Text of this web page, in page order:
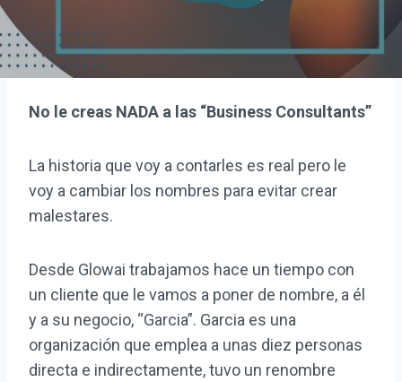
No le creas NADA a las “Business Consultants”
La historia que voy a contarles es real pero le
voy a cambiar los nombres para evitar crear
malestares.
Desde Glowai trabajamos hace un tiempo con
un cliente que le vamos a poner de nombre, a él
y a su negocio, “Garcia”. Garcia es una
organización que emplea a unas diez personas
directa e indirectamente, tuvo un renombre